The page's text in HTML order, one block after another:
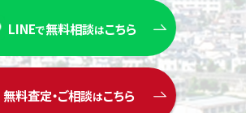
LINEで無料相談はこちら
無料査定・ご相談はこちら